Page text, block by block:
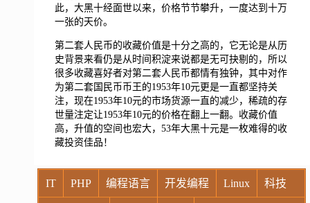
此，大黑十经面世以来，价格节节攀升，一度达到十万
一张的天价。
第二套人民币的收藏价值是十分之高的，它无论是从历
史背景来看仍是从时间积淀来说都是无可抉剔的，所以
很多收藏喜好者对第二套人民币都情有独钟，其中对作
为第二套国民币币王的1953年10元更是一直都坚持关
注，现在1953年10元的市场货源一直的减少，稀疏的存
世量注定让1953年10元的价格在翻上一翻。收藏价值
高，升值的空间也宏大，53年大黑十元是一枚难得的收
藏投资佳品！
IT PHP 编程语言 开发编程 Linux 科技